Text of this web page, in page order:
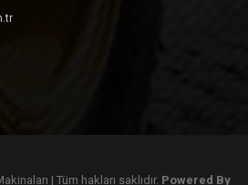
| Tüm hakları saklıdır. Powered By